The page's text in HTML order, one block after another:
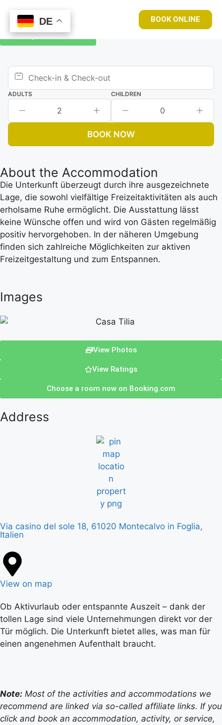
BOOK ONLINE
Book your room now
ADULTS
2
CHILDREN
0
BOOK NOW
About the Accommodation
Die Unterkunft überzeugt durch ihre ausgezeichnete
Lage, die sowohl vielfältige Freizeitaktivitäten als auch
erholsame Ruhe ermöglicht. Die Ausstattung lässt
keine Wünsche offen und wird von Gästen regelmäßig
positiv hervorgehoben. In der näheren Umgebung
finden sich zahlreiche Möglichkeiten zur aktiven
Freizeitgestaltung und zum Entspannen.
Images
View Photos
View Ratings
Choose a room now on Booking.com
Address
Via casino del sole 18, 61020 Montecalvo in Foglia,
Italien
View on map
Ob Aktivurlaub oder entspannte Auszeit – dank der
tollen Lage sind viele Unternehmungen direkt vor der
Tür möglich. Die Unterkunft bietet alles, was man für
einen angenehmen Aufenthalt braucht.
Note: Most of the activities and accommodations we
recommend are linked via so-called affiliate links. If you
click and book an accommodation, activity, or service,
DE
DE